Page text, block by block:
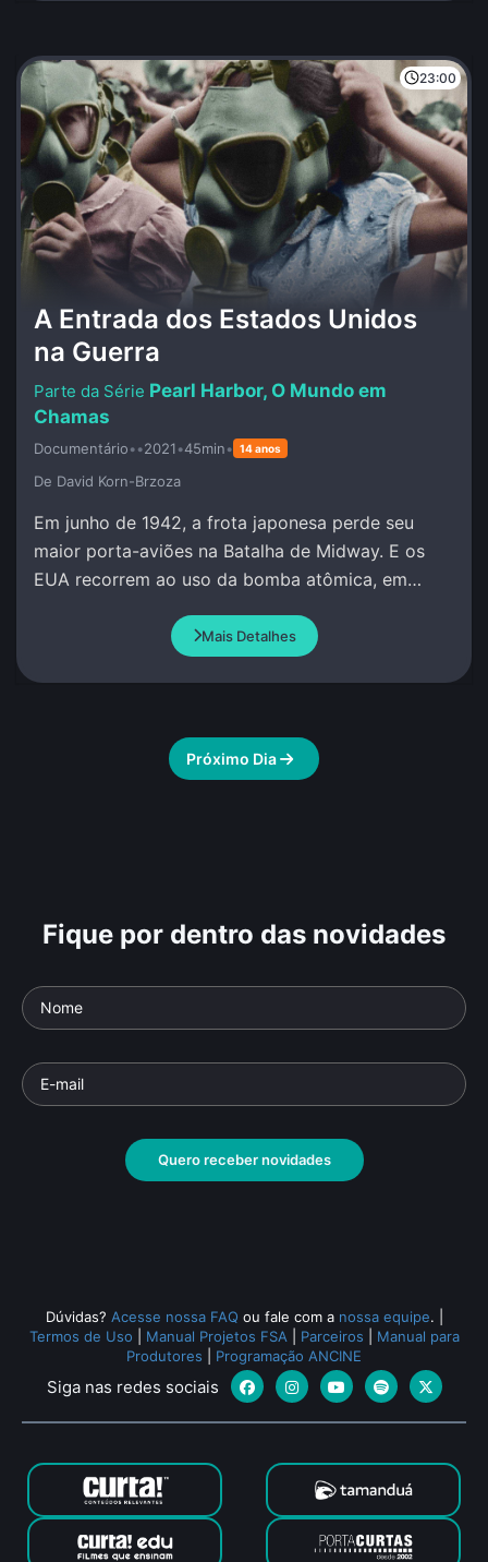
23:00
A Entrada dos Estados Unidos
na Guerra
Pearl Harbor, O Mundo em
Chamas
Documentário••2021•45min• 14 anos
De David Korn-Brzoza
Em junho de 1942, a frota japonesa perde seu
maior porta-aviões na Batalha de Midway. E os
EUA recorrem ao uso da bomba atômica, em
Mais Detalhes
Próximo Dia
Fique por dentro das novidades
Quero receber novidades
Dúvidas? Acesse nossa FAQ ou fale com a nossa equipe.
Termos de Uso
Manual Projetos FSA Parceiros
Manual para
Produtores
Programação ANCINE
Siga nas redes sociais